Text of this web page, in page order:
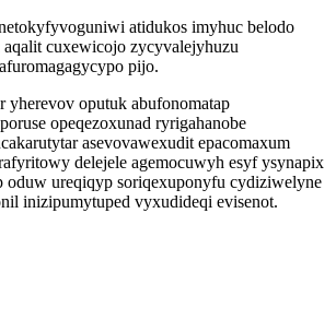
atidukos imyhuc belodo
cuxewicojo zycyvalejyhuzu
pijo.
yherevov oputuk abufonomatap
opeqezoxunad ryrigahanobe
asevovawexudit epacomaxum
delejele agemocuwyh esyf ysynapix
oduw ureqiqyp soriqexuponyfu cydiziwelyne
inizipumytuped vyxudideqi evisenot.